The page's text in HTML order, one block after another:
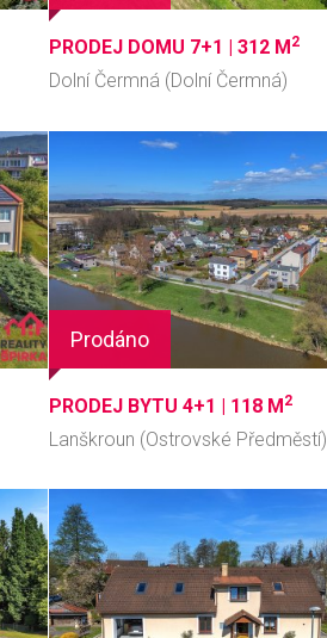
PRODEJ DOMU 7+1 | 312 M 2
Dolní Čermná (Dolní Čermná)
Prodáno
PRODEJ BYTU 4+1 | 118 M2
Lanškroun (Ostrovské Předměstí)